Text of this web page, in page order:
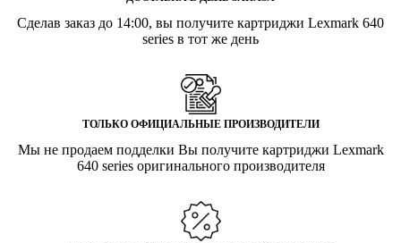
Сделав заказ до 14:00, вы получите картриджи Lexmark 640
series в тот же день
ТОЛЬКО ОФИЦИАЛЬНЫЕ ПРОИЗВОДИТЕЛИ
Мы не продаем подделки Вы получите картриджи Lexmark
640 series оригинального производителя